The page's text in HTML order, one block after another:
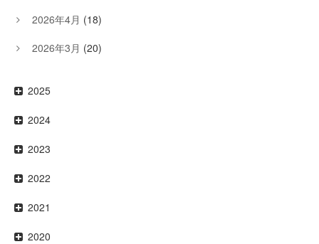
2026年4月 (18)
2026年3月 (20)
2025
2024
2023
2022
2021
2020